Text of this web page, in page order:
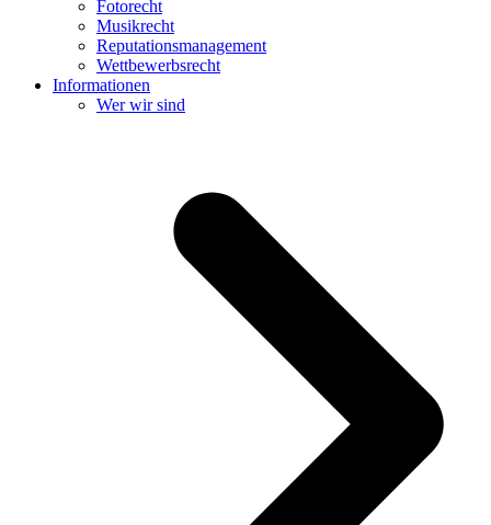
Fotorecht
Musikrecht
Reputationsmanagement
Wettbewerbsrecht
Informationen
Wer wir sind